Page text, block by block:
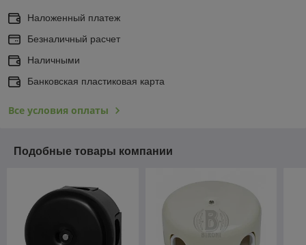
Наложенный платеж
Безналичный расчет
Наличными
Банковская пластиковая карта
Все условия оплаты
Подобные товары компании